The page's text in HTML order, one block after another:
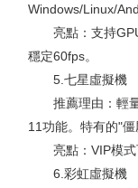
Windows/Linux/
亮點：支持GPU
穩定60fps。
5.七星虛擬機
推薦理由：輕量
11功能。特有的"僵
亮點：VIP模式
6.彩虹虛擬機